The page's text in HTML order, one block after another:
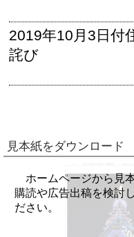
2019年10月3日付
詫び
見本紙をダウンロード
ホームページから見
購読や広告出稿を検討
ださい。